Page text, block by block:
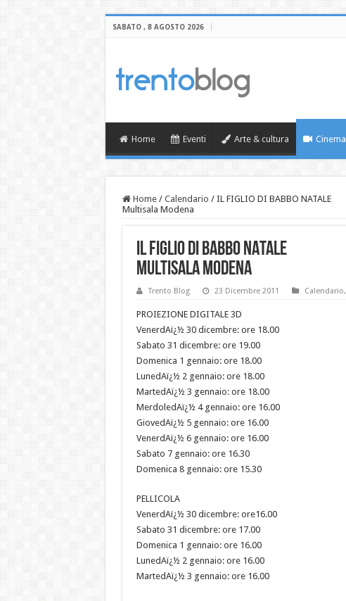
SABATO , 8 AGOSTO 2026
Home Eventi Arte & cultura Cinema
Home / Calendario / IL FIGLIO DI BABBO NATALE
Multisala Modena
IL FIGLIO DI BABBO NATALE
Multisala Modena
Trento Blog 23 Dicembre 2011 Calendario,
PROIEZIONE DIGITALE 3D
VenerdAï¿½ 30 dicembre: ore 18.00
Sabato 31 dicembre: ore 19.00
Domenica 1 gennaio: ore 18.00
LunedAï¿½ 2 gennaio: ore 18.00
MartedAï¿½ 3 gennaio: ore 18.00
MerdoledAï¿½ 4 gennaio: ore 16.00
GiovedAï¿½ 5 gennaio: ore 16.00
VenerdAï¿½ 6 gennaio: ore 16.00
Sabato 7 gennaio: ore 16.30
Domenica 8 gennaio: ore 15.30
PELLICOLA
VenerdAï¿½ 30 dicembre: ore16.00
Sabato 31 dicembre: ore 17.00
Domenica 1 gennaio: ore 16.00
LunedAï¿½ 2 gennaio: ore 16.00
MartedAï¿½ 3 gennaio: ore 16.00